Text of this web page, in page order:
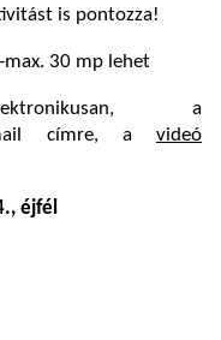
is pontozza!
max. 30 mp lehet
a
címre, a videó
éjfél